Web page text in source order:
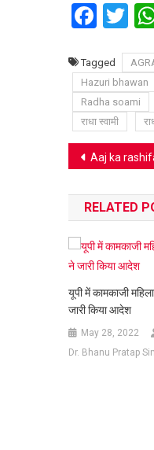
Tagged
Hazuri bhawan
Radha soami
राधा स्वामी
Post
Aaj ka rashifal 28 July
RELATED
यूपी में कामकाजी
जारी किया आदेश
May 28, 2022
Dr. Bhanu Pratap